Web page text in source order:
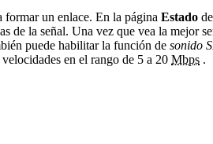
un enlace. En la página Estado
de la señal. Una vez que vea la mejor
puede habilitar la función de sonido
en el rango de 5 a 20 Mbps .